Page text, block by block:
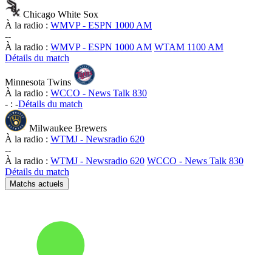
Chicago White Sox
À la radio : WMVP - ESPN 1000 AM
--
À la radio : WMVP - ESPN 1000 AM WTAM 1100 AM
Détails du match
Minnesota Twins
À la radio : WCCO - News Talk 830
- : -Détails du match
Milwaukee Brewers
À la radio : WTMJ - Newsradio 620
--
À la radio : WTMJ - Newsradio 620 WCCO - News Talk 830
Détails du match
Matchs actuels